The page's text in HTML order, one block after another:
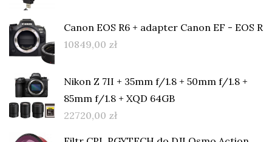
Canon EOS R6 + adapter Canon EF - EOS R
10849,00 zł
Nikon Z 7II + 35mm f/1.8 + 50mm f/1.8 +
85mm f/1.8 + XQD 64GB
22720,00 zł